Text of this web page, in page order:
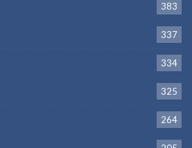
383
337
334
325
264